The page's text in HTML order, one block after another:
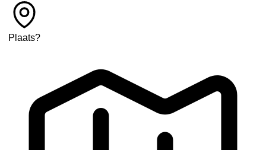
Plaats?